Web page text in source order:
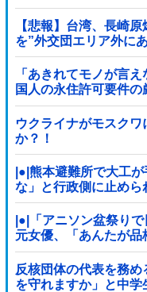
【悲報】台湾、長崎
を”外交団エリア外に
持つ中国に屈指した
た！」ｗｗｗｗｗ
「あきれてモノが言
国人の永住許可要件
ウクライナがモスク
か？！
|●|熊本避難所で大工
な」と行政側に止めら
胡散臭すぎた結果……
|●|「アニソン盆祭り
元女優、「あんたが品
を食らってしまい……
反核団体の代表を務
を守れますか」と中